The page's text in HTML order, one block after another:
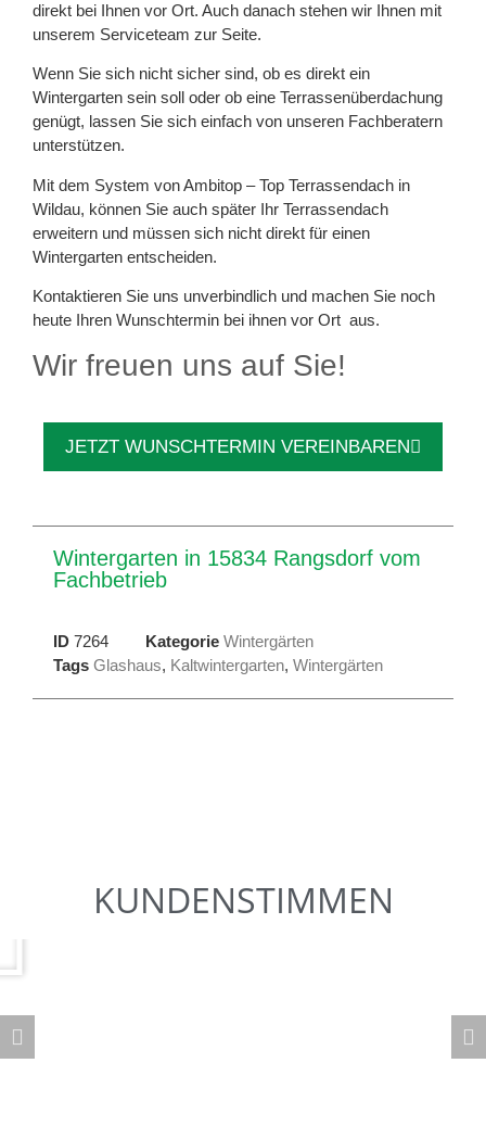
direkt bei Ihnen vor Ort. Auch danach stehen wir Ihnen mit
unserem Serviceteam zur Seite.
Wenn Sie sich nicht sicher sind, ob es direkt ein
Wintergarten sein soll oder ob eine Terrassenüberdachung
genügt, lassen Sie sich einfach von unseren Fachberatern
unterstützen.
Mit dem System von Ambitop – Top Terrassendach in
Wildau, können Sie auch später Ihr Terrassendach
erweitern und müssen sich nicht direkt für einen
Wintergarten entscheiden.
Kontaktieren Sie uns unverbindlich und machen Sie noch
heute Ihren Wunschtermin bei ihnen vor Ort aus.
Wir freuen uns auf Sie!
JETZT WUNSCHTERMIN VEREINBAREN
Wintergarten in 15834 Rangsdorf vom
Fachbetrieb
ID 7264 Kategorie Wintergärten
Tags Glashaus, Kaltwintergarten, Wintergärten
KUNDENSTIMMEN